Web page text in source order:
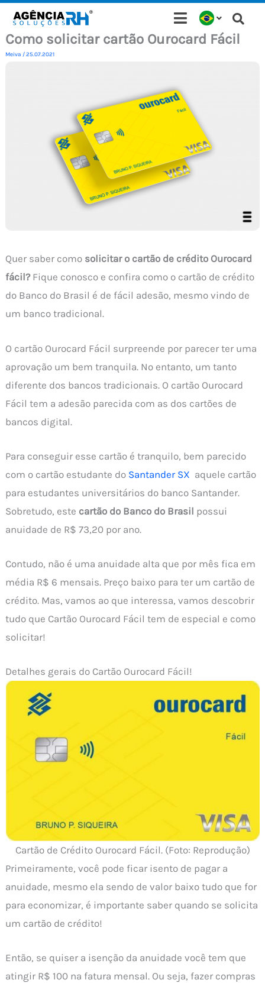
para
Como solicitar cartão Ourocard Fácil
Meiva /25.07.2021
Quer saber como solicitar o cartão de crédito Ourocard
fácil?Fique conosco e confira como o cartão de crédito
do Banco do Brasil é de fácil adesão, mesmo vindo de
um banco tradicional.
O cartão Ourocard Fácil surpreende por parecer ter uma
aprovação um bem tranquila. No entanto, um tanto
diferente dos bancos tradicionais. O cartão Ourocard
Fácil tem a adesão parecida com as dos cartões de
bancos digital.
Para conseguir esse cartão é tranquilo, bem parecido
com o cartão estudante do Santander SX aquele cartão
para estudantes universitários do banco Santander.
Sobretudo, este cartão do Banco do Brasil possui
anuidade de R$ 73,20 por ano.
Contudo, não é uma anuidade alta que por mês fica em
média R$ 6 mensais. Preço baixo para ter um cartão de
crédito. Mas, vamos ao que interessa, vamos descobrir
tudo que Cartão Ourocard Fácil tem de especial e como
solicitar!
Detalhes gerais do Cartão Ourocard Fácil!
Cartão de Crédito Ourocard Fácil. (Foto: Reprodução)
Primeiramente, você pode ficar isento de pagar a
anuidade, mesmo ela sendo de valor baixo tudo que for
para economizar, é importante saber quando se solicita
um cartão de crédito!
Então, se quiser a isenção da anuidade você tem que
atingir R$ 100 na fatura mensal. Ou seja, fazer compras